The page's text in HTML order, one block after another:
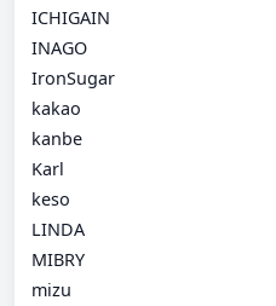
ICHIGAIN
INAGO
IronSugar
kakao
kanbe
Karl
keso
LINDA
MIBRY
mizu